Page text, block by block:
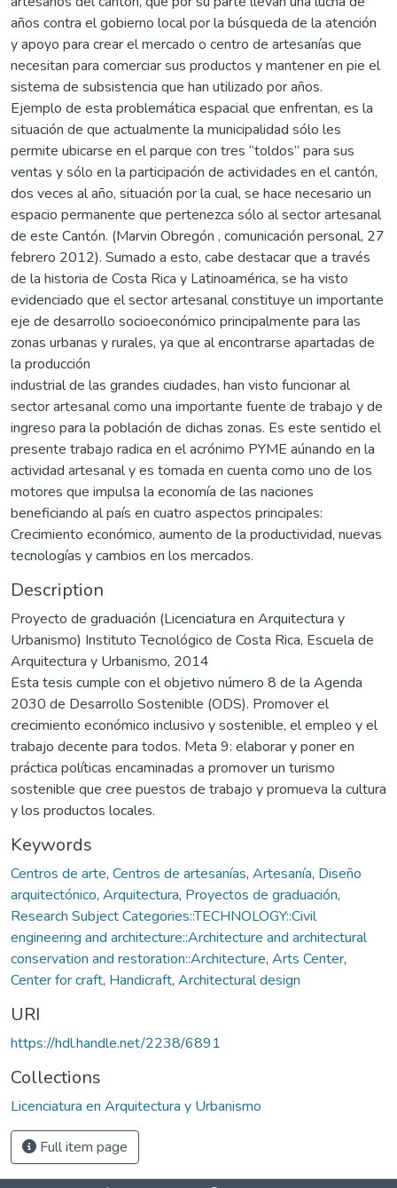
años contra el gobierno local por la búsqueda de la atención
y apoyo para crear el mercado o centro de artesanías que
necesitan para comerciar sus productos y mantener en pie el
sistema de subsistencia que han utilizado por años.
Ejemplo de esta problemática espacial que enfrentan, es la
situación de que actualmente la municipalidad sólo les
permite ubicarse en el parque con tres “toldos” para sus
ventas y sólo en la participación de actividades en el cantón,
dos veces al año, situación por la cual, se hace necesario un
espacio permanente que pertenezca sólo al sector artesanal
de este Cantón. (Marvin Obregón , comunicación personal, 27
febrero 2012). Sumado a esto, cabe destacar que a través
de la historia de Costa Rica y Latinoamérica, se ha visto
evidenciado que el sector artesanal constituye un importante
eje de desarrollo socioeconómico principalmente para las
zonas urbanas y rurales, ya que al encontrarse apartadas de
la producción
industrial de las grandes ciudades, han visto funcionar al
sector artesanal como una importante fuente de trabajo y de
ingreso para la población de dichas zonas. Es este sentido el
presente trabajo radica en el acrónimo PYME aúnando en la
actividad artesanal y es tomada en cuenta como uno de los
motores que impulsa la economía de las naciones
beneficiando al país en cuatro aspectos principales:
Crecimiento económico, aumento de la productividad, nuevas
tecnologías y cambios en los mercados.
Description
Proyecto de graduación (Licenciatura en Arquitectura y
Urbanismo) Instituto Tecnológico de Costa Rica, Escuela de
Arquitectura y Urbanismo, 2014
Esta tesis cumple con el objetivo número 8 de la Agenda
2030 de Desarrollo Sostenible (ODS). Promover el
crecimiento económico inclusivo y sostenible, el empleo y el
trabajo decente para todos. Meta 9: elaborar y poner en
práctica políticas encaminadas a promover un turismo
sostenible que cree puestos de trabajo y promueva la cultura
y los productos locales.
Keywords
Centros de arte, Centros de artesanías, Artesanía, Diseño
arquitectónico, Arquitectura, Proyectos de graduación,
Research Subject Categories::TECHNOLOGY::Civil
engineering and architecture::Architecture and architectural
conservation and restoration::Architecture, Arts Center,
Center for craft, Handicraft, Architectural design
URI
https://hdl.handle.net/2238/6891
Collections
Licenciatura en Arquitectura y Urbanismo
Full item page